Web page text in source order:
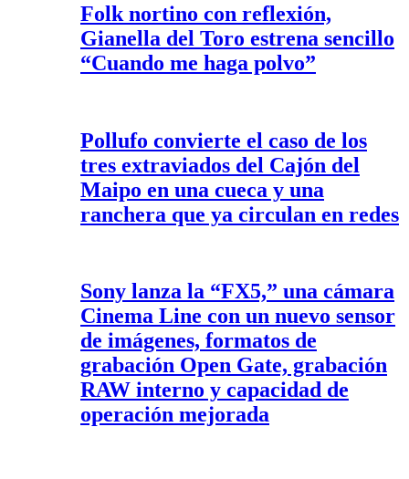
Folk nortino con reflexión,
Gianella del Toro estrena sencillo
“Cuando me haga polvo”
Pollufo convierte el caso de los
tres extraviados del Cajón del
Maipo en una cueca y una
ranchera que ya circulan en redes
Sony lanza la “FX5,” una cámara
Cinema Line con un nuevo sensor
de imágenes, formatos de
grabación Open Gate, grabación
RAW interno y capacidad de
operación mejorada